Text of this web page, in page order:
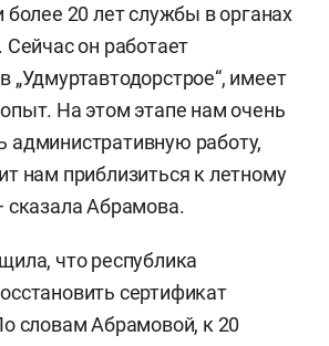
более 20 лет службы в органах
Сейчас он работает
„Удмуртавтодорстрое“, имеет
На этом этапе нам очень
административную работу,
нам приблизиться к летному
сказала Абрамова.
что республика
сертификат
словам Абрамовой, к 20